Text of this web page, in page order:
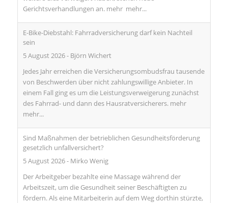
Gerichtsverhandlungen an. mehr mehr...
E-Bike-Diebstahl: Fahrradversicherung darf kein Nachteil
sein
5 August 2026- Björn Wichert
Jedes Jahr erreichen die Versicherungsombudsfrau tausende
von Beschwerden über nicht zahlungswillige Anbieter. In
einem Fall ging es um die Leistungsverweigerung zunächst
des Fahrrad- und dann des Hausratversicherers. mehr
mehr...
Sind Maßnahmen der betrieblichen Gesundheitsförderung
gesetzlich unfallversichert?
5 August 2026- Mirko Wenig
Der Arbeitgeber bezahlte eine Massage während der
Arbeitszeit, um die Gesundheit seiner Beschäftigten zu
fördern. Als eine Mitarbeiterin auf dem Weg dorthin stürzte,